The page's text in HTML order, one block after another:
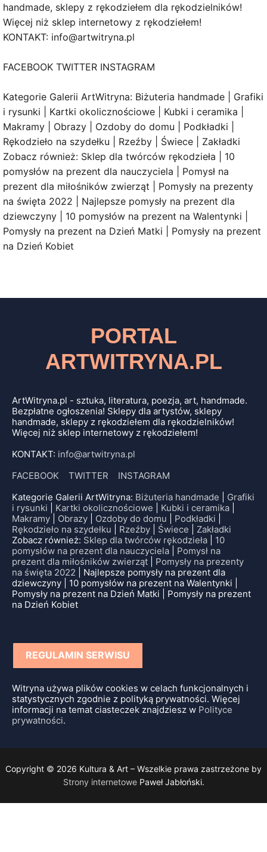
handmade, sklepy z rękodziełem dla rękodzielników!
Więcej niż sklep internetowy z rękodziełem!
KONTAKT: info@artwitryna.pl
FACEBOOK TWITTER INSTAGRAM
Kategorie Galerii ArtWitryna: Biżuteria handmade | Grafiki
i rysunki | Kartki okolicznościowe | Kubki i ceramika |
Makramy | Obrazy | Ozdoby do domu | Podkładki |
Rękodzieło na szydełku | Rzeźby | Świece | Zakładki
Zobacz również: Sklep dla twórców rękodzieła | 10
pomysłów na prezent dla nauczyciela | Pomysł na
prezent dla miłośników zwierząt | Pomysły na prezenty
na święta 2022 | Najlepsze pomysły na prezent dla
dziewczyny | 10 pomysłów na prezent na Walentynki |
Pomysły na prezent na Dzień Matki | Pomysły na prezent
na Dzień Kobiet
PORTAL
ARTWITRYNA.PL
ArtWitryna.pl - sztuka, literatura, poezja, art, handmade.
Bezpłatne ogłoszenia! Sklepy dla artystów, sklepy
handmade, sklepy z rękodziełem dla rękodzielników!
Więcej niż sklep internetowy z rękodziełem!
KONTAKT: info@artwitryna.pl
FACEBOOK
TWITTER
INSTAGRAM
Kategorie Galerii ArtWitryna: Biżuteria handmade
Grafiki
i rysunki
Kartki okolicznościowe Kubki i ceramika
Makramy
Obrazy Ozdoby do domu Podkładki
Rękodzieło na szydełku
Rzeźby Świece
Zakładki
Zobacz również: Sklep dla twórców rękodzieła
10
pomysłów na prezent dla nauczyciela
Pomysł na
prezent dla miłośników zwierząt
Pomysły na prezenty
na święta 2022 | Najlepsze pomysły na prezent dla
dziewczyny | 10 pomysłów na prezent na Walentynki |
Pomysły na prezent na Dzień Matki | Pomysły na prezent
na Dzień Kobiet
REGULAMIN SERWISU
Witryna używa plików cookies w celach funkcjonalnych i
statystycznych zgodnie z polityką prywatności. Więcej
informacji na temat ciasteczek znajdziesz w Polityce
prywatności.
Copyright © 2026 Kultura & Art – Wszelkie prawa zastrzeżone by
Strony internetowePaweł Jabłoński.